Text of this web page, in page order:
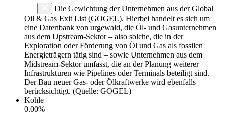
Die Gewichtung der Unternehmen aus der Global
Oil & Gas Exit List (GOGEL). Hierbei handelt es sich um
eine Datenbank von urgewald, die Öl- und Gasunternehmen
aus dem Upstream-Sektor – also solche, die in der
Exploration oder Förderung von Öl und Gas als fossilen
Energieträgern tätig sind – sowie Unternehmen aus dem
Midstream-Sektor umfasst, die an der Planung weiterer
Infrastrukturen wie Pipelines oder Terminals beteiligt sind.
Der Bau neuer Gas- oder Ölkraftwerke wird ebenfalls
berücksichtigt. (Quelle: GOGEL)
Kohle
0.00%